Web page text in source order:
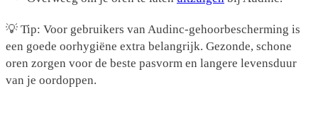
💡 Tip: Voor gebruikers van Audinc-gehoorbescherming is
een goede oorhygiëne extra belangrijk. Gezonde, schone
oren zorgen voor de beste pasvorm en langere levensduur
van je oordoppen.